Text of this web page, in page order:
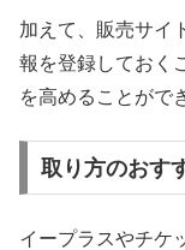
加えて、販売サイ
報を登録しておく
を高めることがで
取り方のおす
イープラスやチケ